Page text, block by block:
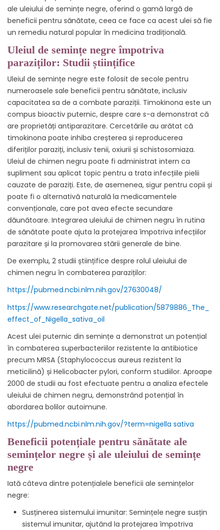
ale uleiului de semințe negre, oferind o gamă largă de
beneficii pentru sănătate, ceea ce face ca acest ulei să fie
un remediu natural popular în medicina tradițională.
Uleiul de semințe negre împotriva
paraziților: Studii științifice
Uleiul de semințe negre este folosit de secole pentru
numeroasele sale beneficii pentru sănătate, inclusiv
capacitatea sa de a combate paraziții. Timokinona este un
compus bioactiv puternic, despre care s-a demonstrat că
are proprietăți antiparazitare. Cercetările au arătat că
timokinona poate inhiba creșterea și reproducerea
diferiților paraziți, inclusiv tenii, oxiurii și schistosomiaza.
Uleiul de chimen negru poate fi administrat intern ca
supliment sau aplicat topic pentru a trata infecțiile pielii
cauzate de paraziți. Este, de asemenea, sigur pentru copii și
poate fi o alternativă naturală la medicamentele
convenționale, care pot avea efecte secundare
dăunătoare. Integrarea uleiului de chimen negru în rutina
de sănătate poate ajuta la protejarea împotriva infecțiilor
parazitare și la promovarea stării generale de bine.
De exemplu, 2 studii științifice despre rolul uleiului de
chimen negru în combaterea paraziților:
https://pubmed.ncbi.nlm.nih.gov/27630048/
https://www.researchgate.net/publication/5879886_The_
effect_of_Nigella_sativa_oil
Acest ulei puternic din semințe a demonstrat un potențial
în combaterea superbacteriilor rezistente la antibiotice
precum MRSA (Staphylococcus aureus rezistent la
meticilină) și Helicobacter pylori, conform studiilor. Aproape
2000 de studii au fost efectuate pentru a analiza efectele
uleiului de chimen negru, demonstrând potențial în
abordarea bolilor autoimune.
https://pubmed.ncbi.nlm.nih.gov/?term=nigella sativa
Beneficii potențiale pentru sănătate ale
semințelor negre și ale uleiului de semințe
negre
Iată câteva dintre potențialele beneficii ale semințelor
negre:
Susținerea sistemului imunitar: Semințele negre susțin
sistemul imunitar, ajutând la protejarea împotriva